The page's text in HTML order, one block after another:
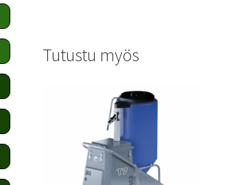
Tutustu myös